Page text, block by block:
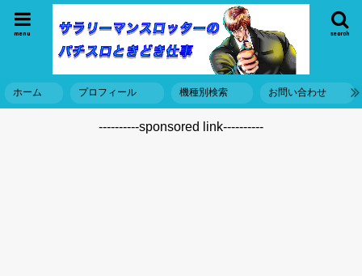
search
menu
ホーム プロフィール 機種別検索 お問い合わせ
----------sponsored link----------